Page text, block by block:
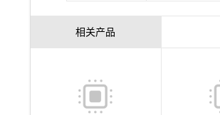
相关产品